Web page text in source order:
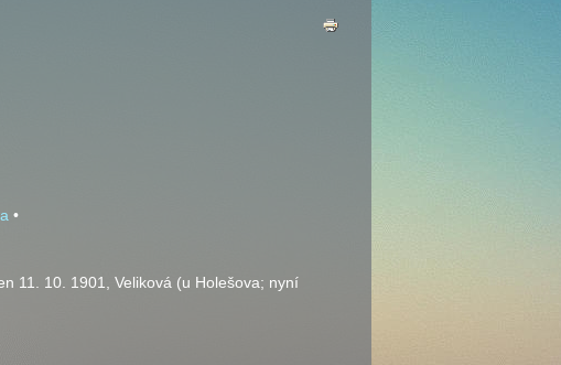
•
11. 10. 1901, Veliková (u Holešova; nyní